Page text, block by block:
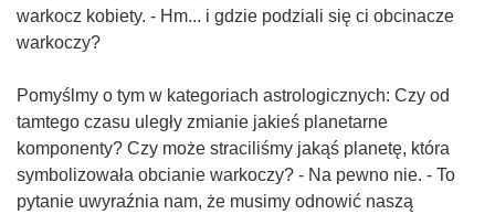
warkocz kobiety. - Hm... i gdzie podziali się ci obcinacze
warkoczy?
Pomyślmy o tym w kategoriach astrologicznych: Czy od
tamtego czasu uległy zmianie jakieś planetarne
komponenty? Czy może straciliśmy jakąś planetę, która
symbolizowała obcianie warkoczy? - Na pewno nie. - To
pytanie uwyraźnia nam, że musimy odnowić naszą